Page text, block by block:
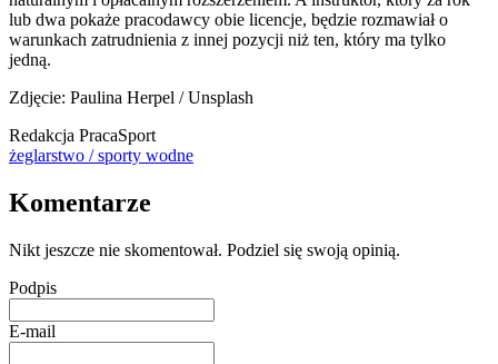
lub dwa pokaże pracodawcy obie licencje, będzie rozmawiał o
warunkach zatrudnienia z innej pozycji niż ten, który ma tylko
jedną.
Zdjęcie: Paulina Herpel / Unsplash
Redakcja PracaSport
żeglarstwo / sporty wodne
Komentarze
Nikt jeszcze nie skomentował. Podziel się swoją opinią.
Podpis
E-mail